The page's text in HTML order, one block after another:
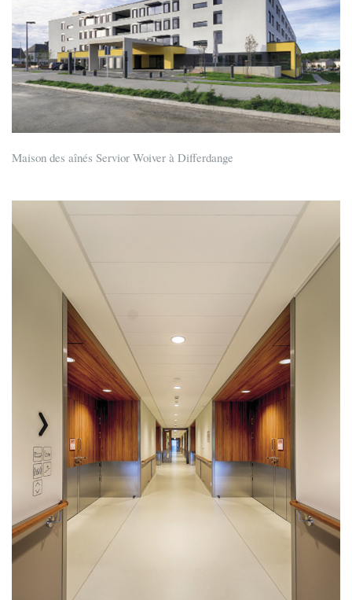
Maison des aînés Servior Woiver à Differdange